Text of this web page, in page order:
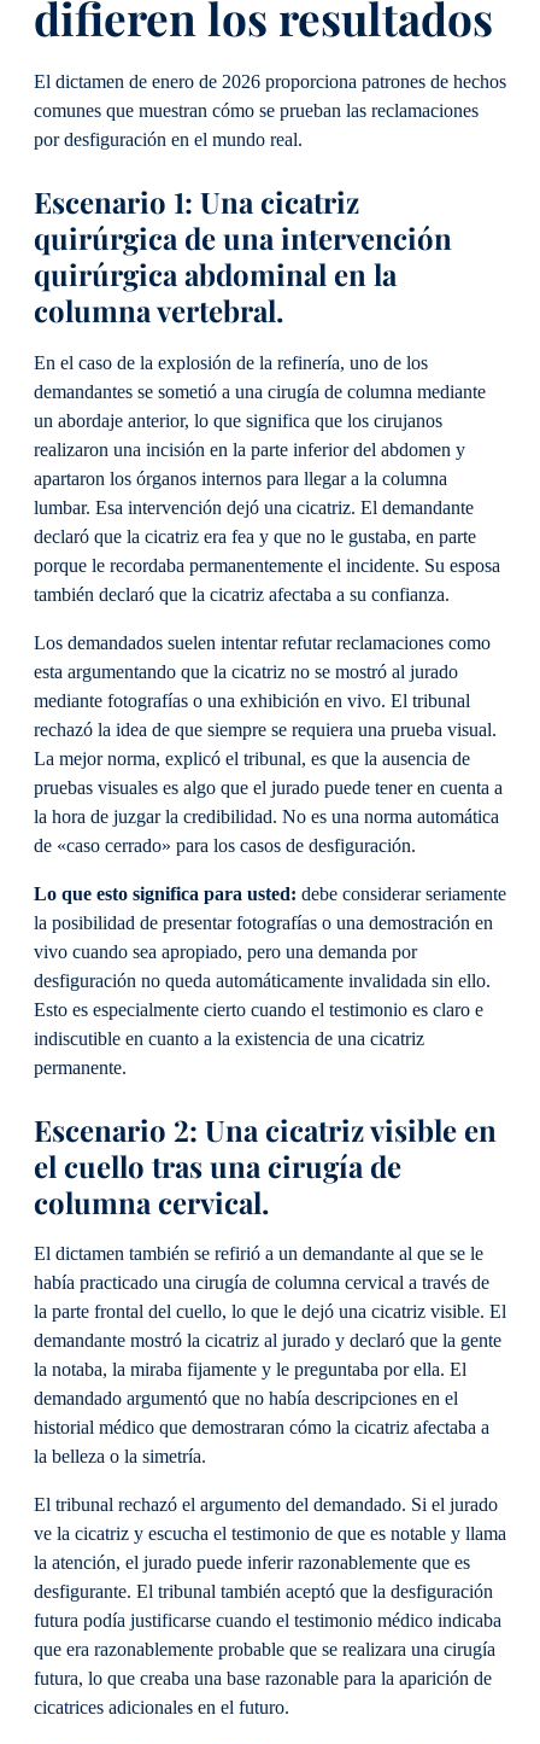
difieren los resultados
El dictamen de enero de 2026 proporciona patrones de hechos
comunes que muestran cómo se prueban las reclamaciones
por desfiguración en el mundo real.
Escenario 1: Una cicatriz
quirúrgica de una intervención
quirúrgica abdominal en la
columna vertebral.
En el caso de la explosión de la refinería, uno de los
demandantes se sometió a una cirugía de columna mediante
un abordaje anterior, lo que significa que los cirujanos
realizaron una incisión en la parte inferior del abdomen y
apartaron los órganos internos para llegar a la columna
lumbar. Esa intervención dejó una cicatriz. El demandante
declaró que la cicatriz era fea y que no le gustaba, en parte
porque le recordaba permanentemente el incidente. Su esposa
también declaró que la cicatriz afectaba a su confianza.
Los demandados suelen intentar refutar reclamaciones como
esta argumentando que la cicatriz no se mostró al jurado
mediante fotografías o una exhibición en vivo. El tribunal
rechazó la idea de que siempre se requiera una prueba visual.
La mejor norma, explicó el tribunal, es que la ausencia de
pruebas visuales es algo que el jurado puede tener en cuenta a
la hora de juzgar la credibilidad. No es una norma automática
de «caso cerrado» para los casos de desfiguración.
Lo que esto significa para usted: debe considerar seriamente
la posibilidad de presentar fotografías o una demostración en
vivo cuando sea apropiado, pero una demanda por
desfiguración no queda automáticamente invalidada sin ello.
Esto es especialmente cierto cuando el testimonio es claro e
indiscutible en cuanto a la existencia de una cicatriz
permanente.
Escenario 2: Una cicatriz visible en
el cuello tras una cirugía de
columna cervical.
El dictamen también se refirió a un demandante al que se le
había practicado una cirugía de columna cervical a través de
la parte frontal del cuello, lo que le dejó una cicatriz visible. El
demandante mostró la cicatriz al jurado y declaró que la gente
la notaba, la miraba fijamente y le preguntaba por ella. El
demandado argumentó que no había descripciones en el
historial médico que demostraran cómo la cicatriz afectaba a
la belleza o la simetría.
El tribunal rechazó el argumento del demandado. Si el jurado
ve la cicatriz y escucha el testimonio de que es notable y llama
la atención, el jurado puede inferir razonablemente que es
desfigurante. El tribunal también aceptó que la desfiguración
futura podía justificarse cuando el testimonio médico indicaba
que era razonablemente probable que se realizara una cirugía
futura, lo que creaba una base razonable para la aparición de
cicatrices adicionales en el futuro.